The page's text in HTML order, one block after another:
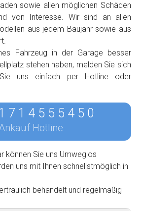
sowie allen möglichen Schäden
von Interesse. Wir sind an allen
aus jedem Baujahr sowie aus
Fahrzeug in der Garage besser
stehen haben, melden Sie sich
uns einfach per Hotline oder
7 1 4 5 5 5 4 5 0
Hotline
können Sie uns Umweglos
uns mit Ihnen schnellstmöglich in
behandelt und regelmäßig